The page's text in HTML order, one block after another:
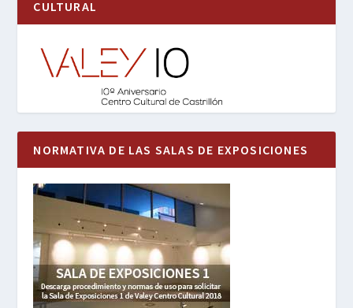
CULTURAL
NORMATIVA DE LAS SALAS DE EXPOSICIONES